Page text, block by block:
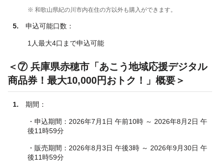
※ 和歌山県紀の川市内在住の方以外も購入ができます。
5. 申込可能口数：
1人最大4口まで申込可能
＜⑦ 兵庫県赤穂市「あこう地域応援デジタル
商品券！最大10,000円おトク！」概要＞
1. 期間：
・申込期間：2026年7月1日 午前10時 ～ 2026年8月2日 午
後11時59分
・販売期間：2026年8月3日 午後3時 ～ 2026年9月30日 午
後11時59分